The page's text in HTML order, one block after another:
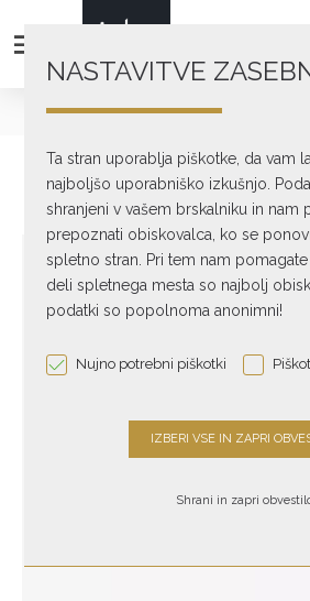
Avdio dodatki Anivibracijski
NASTAVITVE
Ta stran uporablja piškotke, da vam
najboljšo uporabniško izkušnjo.
shranjeni v vašem brskalniku in nam
prepoznati obiskovalca, ko se
spletno stran. Pri tem nam
deli spletnega mesta so najbolj
podatki so popolnoma anonimni!
Nujno potrebni piškotki
Shrani in zapri